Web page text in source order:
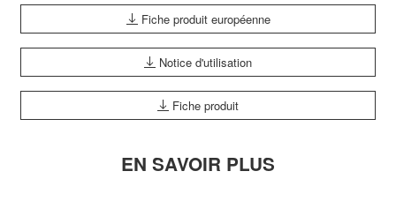
Fiche produit européenne
Notice d'utilisation
Fiche produit
EN SAVOIR PLUS